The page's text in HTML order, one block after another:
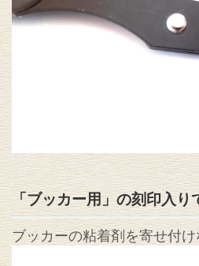
「ブッカー用」の刻印入り
ブッカーの粘着剤を寄せ付け